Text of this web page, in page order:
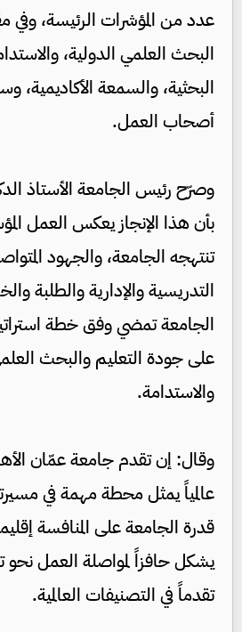
عدد من المؤشرات الرئيسة، وفي
البحث العلمي الدولية،
البحثية، والسمعة
أصحاب العمل.
وصرّح رئيس الجامعة الأستاذ
بأن هذا الإنجاز يعكس العمل
تنتهجه الجامعة، والجهود
التدريسية والإدارية والطلبة
الجامعة تمضي وفق خطة
على جودة التعليم والبحث
والاستدامة.
عالمياً يمثل محطة مهمة في
قدرة الجامعة على المنافسة
يشكل حافزاً لمواصلة العمل نحو
تقدماً في التصنيفات العالمية.